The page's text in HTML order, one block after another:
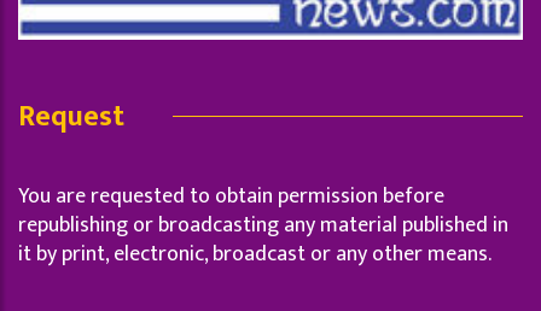
Request
You are requested to obtain permission before
republishing or broadcasting any material published in
it by print, electronic, broadcast or any other means.